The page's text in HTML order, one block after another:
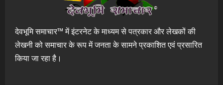
देवभूमि समाचार™ में इंटरनेट के माध्यम से पत्रकार और लेखकों की
लेखनी को समाचार के रूप में जनता के सामने प्रकाशित एवं प्रसारित
किया जा रहा है।